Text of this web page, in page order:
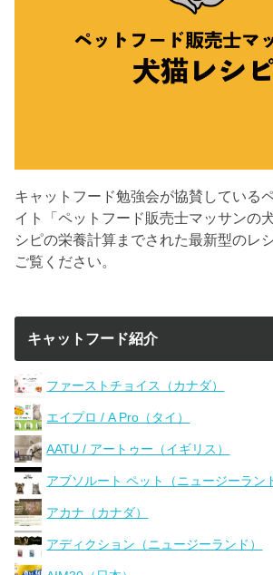
キャットフード勉強会が協賛している
イト「ペットフード販売士マッサンの
シピの栄養計算までされた最新型のレ
ご覧ください。
キャットフード紹介
ファーストチョイス（カナダ）
エイプロ / A Pro（タイ）
AATU / アートゥー（イギリス）
アブソルート ペット（ニュージーラン
アカナ（カナダ）
アディクション（ニュージーランド）